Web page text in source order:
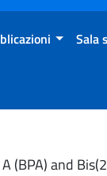
Sala
(BPA) and